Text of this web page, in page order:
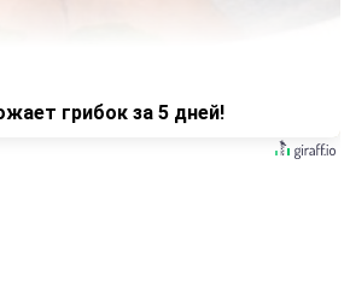
грибок за 5 дней!